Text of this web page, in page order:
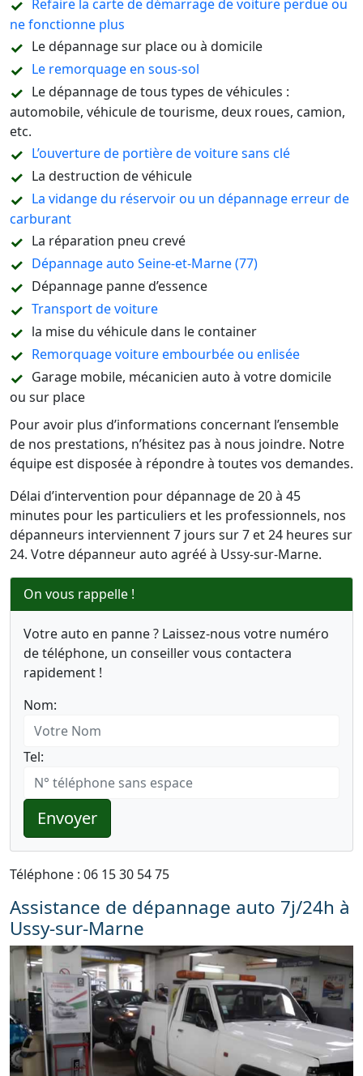
Refaire la carte de démarrage de voiture perdue ou
ne fonctionne plus
Le dépannage sur place ou à domicile
Le remorquage en sous-sol
Le dépannage de tous types de véhicules :
automobile, véhicule de tourisme, deux roues, camion,
etc.
L’ouverture de portière de voiture sans clé
La destruction de véhicule
La vidange du réservoir ou un dépannage erreur de
carburant
La réparation pneu crevé
Dépannage auto Seine-et-Marne (77)
Dépannage panne d’essence
Transport de voiture
la mise du véhicule dans le container
Remorquage voiture embourbée ou enlisée
Garage mobile, mécanicien auto à votre domicile
ou sur place
Pour avoir plus d’informations concernant l’ensemble
de nos prestations, n’hésitez pas à nous joindre. Notre
équipe est disposée à répondre à toutes vos demandes.
Délai d’intervention pour dépannage de 20 à 45
minutes pour les particuliers et les professionnels, nos
dépanneurs interviennent 7 jours sur 7 et 24 heures sur
24. Votre dépanneur auto agréé à Ussy-sur-Marne.
On vous rappelle !
Votre auto en panne ? Laissez-nous votre numéro
de téléphone, un conseiller vous contactera
rapidement !
Nom:
Tel:
Envoyer
Téléphone : 06 15 30 54 75
Assistance de dépannage auto 7j/24h à
Ussy-sur-Marne